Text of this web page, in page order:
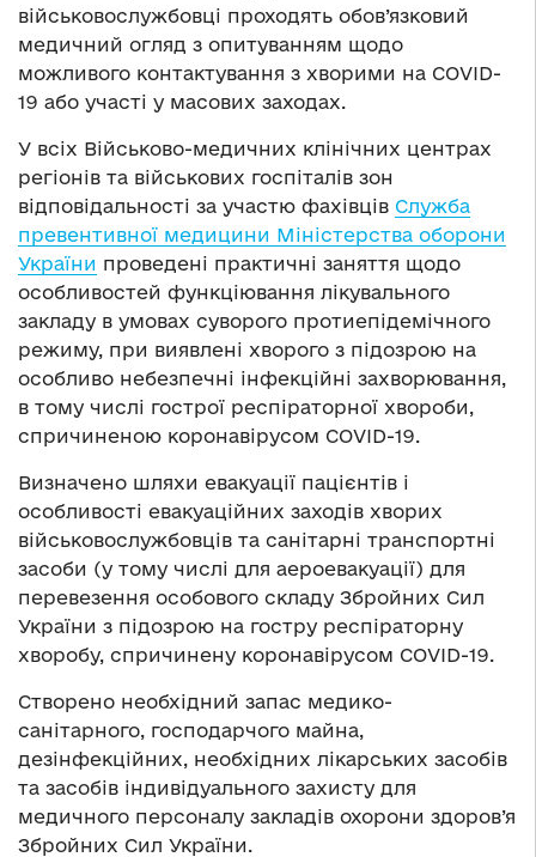
військовослужбовці проходять обов’язковий
медичний огляд з опитуванням щодо
можливого контактування з хворими на COVID-
19 або участі у масових заходах.
У всіх Військово-медичних клінічних центрах
регіонів та військових госпіталів зон
відповідальності за участю фахівців Служба
превентивної медицини Міністерства оборони
України проведені практичні заняття щодо
особливостей функціювання лікувального
закладу в умовах суворого протиепідемічного
режиму, при виявлені хворого з підозрою на
особливо небезпечні інфекційні захворювання,
в тому числі гострої респіраторної хвороби,
спричиненою коронавірусом COVID-19.
Визначено шляхи евакуації пацієнтів і
особливості евакуаційних заходів хворих
військовослужбовців та санітарні транспортні
засоби (у тому числі для аероевакуації) для
перевезення особового складу Збройних Сил
України з підозрою на гостру респіраторну
хворобу, спричинену коронавірусом COVID-19.
Створено необхідний запас медико-
санітарного, господарчого майна,
дезінфекційних, необхідних лікарських засобів
та засобів індивідуального захисту для
медичного персоналу закладів охорони здоров’я
Збройних Сил України.